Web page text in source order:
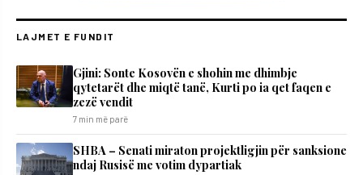
LAJMET E FUNDIT
Gjini: Sonte Kosovën e shohin me dhimbje
qytetarët dhe miqtë tanë, Kurti po ia qet faqen e
zezë vendit
7 min më parë
SHBA – Senati miraton projektligjin për sanksione
ndaj Rusisë me votim dypartiak